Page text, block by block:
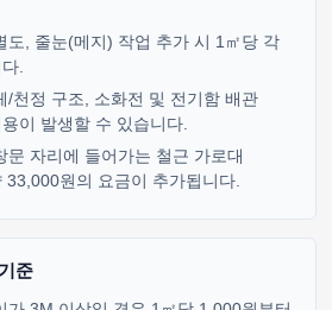
도, 줄눈(메지) 작업 추가 시 1㎡당 각
.
/천정 구조, 소화전 및 전기함 배관
이 발생할 수 있습니다.
문 자리에 들어가는 철근 가로대
33,000원의 요금이 추가됩니다.
준